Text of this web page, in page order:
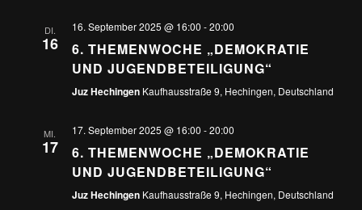
DI.
16
16. September 2025 @ 16:00 -20:00
6. THEMENWOCHE „DEMOKRATIE
UND JUGENDBETEILIGUNG“
Juz Hechingen Kaufhausstraße 9, Hechingen, Deutschland
MI.
17
17. September 2025 @ 16:00 -20:00
6. THEMENWOCHE „DEMOKRATIE
UND JUGENDBETEILIGUNG“
Juz Hechingen Kaufhausstraße 9, Hechingen, Deutschland